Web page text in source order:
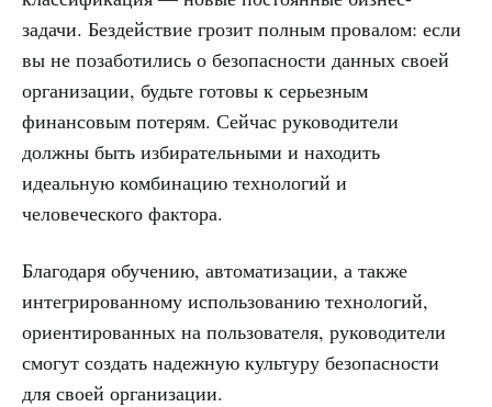
задачи. Бездействие грозит полным провалом: если
вы не позаботились о безопасности данных своей
организации, будьте готовы к серьезным
финансовым потерям. Сейчас руководители
должны быть избирательными и находить
идеальную комбинацию технологий и
человеческого фактора.
Благодаря обучению, автоматизации, а также
интегрированному использованию технологий,
ориентированных на пользователя, руководители
смогут создать надежную культуру безопасности
для своей организации.